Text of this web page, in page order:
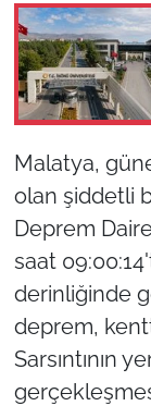
Malatya,
olan şiddetli
Deprem
saat
derinliğinde
deprem,
Sarsıntının